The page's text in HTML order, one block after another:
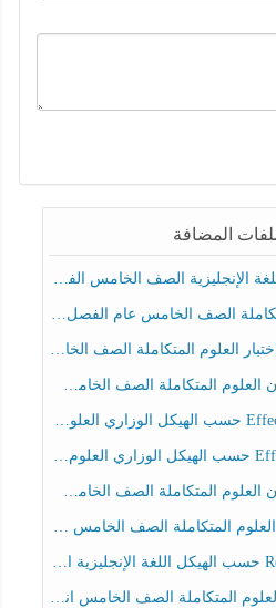
المضافة
الخامس عام الفصل الدراسي الثالث 2025-2026
المتكاملة الصف الخامس عام الفصل الثالث
الصف الخامس انسبير الفصل الثالث
الصف الخامس عام الفصل الثالث
الصف الخامس انسبير الفصل الثالث
الصف الخامس انسبير الفصل الثالث